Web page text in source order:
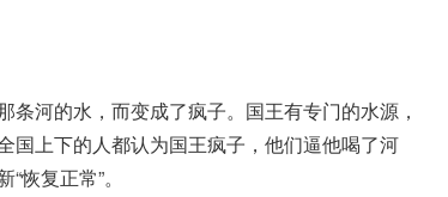
河的水，而变成了疯子。国王有专门的水源，
国上下的人都认为国王疯子，他们逼他喝了河
恢复正常”。